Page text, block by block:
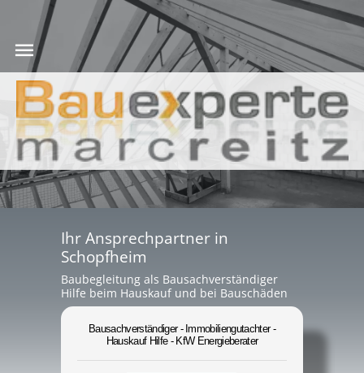
Ihr Ansprechpartner in
Schopfheim
Baubegleitung als Bausachverständiger
Hilfe beim Hauskauf und bei Bauschäden
Bausachverständiger - Immobiliengutachter -
Hauskauf Hilfe - KfW Energieberater